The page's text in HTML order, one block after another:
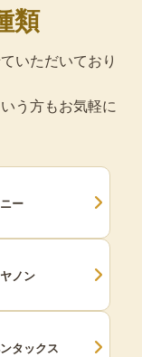
類
いただいており
う方もお気軽に
ー
ノン
タックス